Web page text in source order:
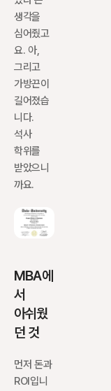
생각을
심어줬고
요. 아,
그리고
가방끈이
길어졌습
니다.
석사
학위를
받았으니
까요.
MBA에
서
아쉬웠
던 것
먼저 돈과
ROI입니